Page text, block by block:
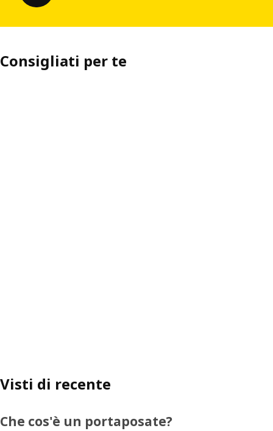
Consigliati per te
Visti di recente
Che cos'è un portaposate?